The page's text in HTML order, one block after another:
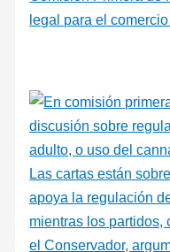
legal para el